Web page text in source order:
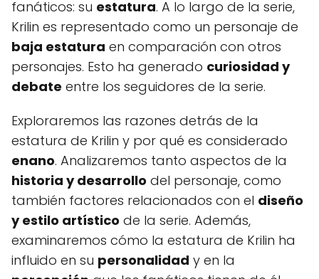
fanáticos: su estatura. A lo largo de la serie,
Krilin es representado como un personaje de
baja estatura en comparación con otros
personajes. Esto ha generado curiosidad y
debate entre los seguidores de la serie.
Exploraremos las razones detrás de la
estatura de Krilin y por qué es considerado
enano. Analizaremos tanto aspectos de la
historia y desarrollo del personaje, como
también factores relacionados con el diseño
y estilo artístico de la serie. Además,
examinaremos cómo la estatura de Krilin ha
influido en su personalidad y en la